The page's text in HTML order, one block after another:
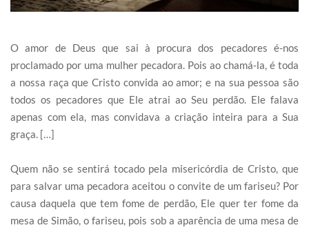
O amor de Deus que sai à procura dos pecadores é-nos
proclamado por uma mulher pecadora. Pois ao chamá-la, é toda
a nossa raça que Cristo convida ao amor; e na sua pessoa são
todos os pecadores que Ele atrai ao Seu perdão. Ele falava
apenas com ela, mas convidava a criação inteira para a Sua
graça. […]
Quem não se sentirá tocado pela misericórdia de Cristo, que
para salvar uma pecadora aceitou o convite de um fariseu? Por
causa daquela que tem fome de perdão, Ele quer ter fome da
mesa de Simão, o fariseu, pois sob a aparência de uma mesa de